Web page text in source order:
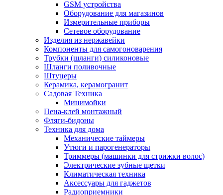
GSM устройства
Оборудование для магазинов
Измерительные приборы
Сетевое оборудование
Изделия из нержавейки
Компоненты для самогоноварения
Трубки (шланги) силиконовые
Шланги поливочные
Штуцеры
Керамика, керамогранит
Садовая Техника
Минимойки
Пена-клей монтажный
Фляги-бидоны
Техника для дома
Механические таймеры
Утюги и парогенераторы
Триммеры (машинки для стрижки волос)
Электрические зубные щетки
Климатическая техника
Аксессуары для гаджетов
Радиоприемники